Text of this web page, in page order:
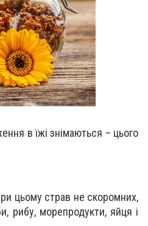
в їжі знімаються – цього
цьому страв не скоромних,
рибу, морепродукти, яйця і